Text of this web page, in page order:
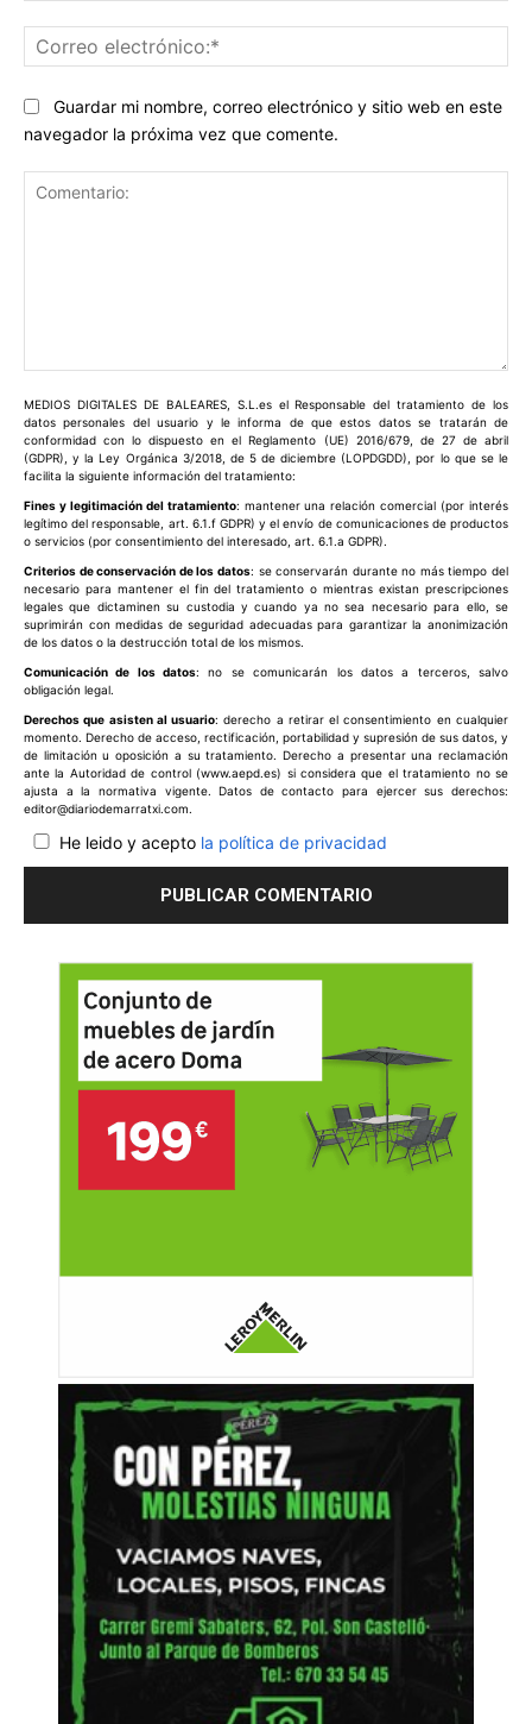
Guardar mi nombre, correo electrónico y sitio web en este
navegador la próxima vez que comente.
MEDIOS DIGITALES DE BALEARES, S.L.es el Responsable del tratamiento de los
datos personales del usuario y le informa de que estos datos se tratarán de
conformidad con lo dispuesto en el Reglamento (UE) 2016/679, de 27 de abril
(GDPR), y la Ley Orgánica 3/2018, de 5 de diciembre (LOPDGDD), por lo que se le
facilita la siguiente información del tratamiento:
Fines y legitimación del tratamiento: mantener una relación comercial (por interés
legítimo del responsable, art. 6.1.f GDPR) y el envío de comunicaciones de productos
o servicios (por consentimiento del interesado, art. 6.1.a GDPR).
Criterios de conservación de los datos: se conservarán durante no más tiempo del
necesario para mantener el fin del tratamiento o mientras existan prescripciones
legales que dictaminen su custodia y cuando ya no sea necesario para ello, se
suprimirán con medidas de seguridad adecuadas para garantizar la anonimización
de los datos o la destrucción total de los mismos.
Comunicación de los datos: no se comunicarán los datos a terceros, salvo
obligación legal.
Derechos que asisten al usuario: derecho a retirar el consentimiento en cualquier
momento. Derecho de acceso, rectificación, portabilidad y supresión de sus datos, y
de limitación u oposición a su tratamiento. Derecho a presentar una reclamación
ante la Autoridad de control (www.aepd.es) si considera que el tratamiento no se
ajusta a la normativa vigente. Datos de contacto para ejercer sus derechos:
editor@diariodemarratxi.com.
He leido y acepto la política de privacidad